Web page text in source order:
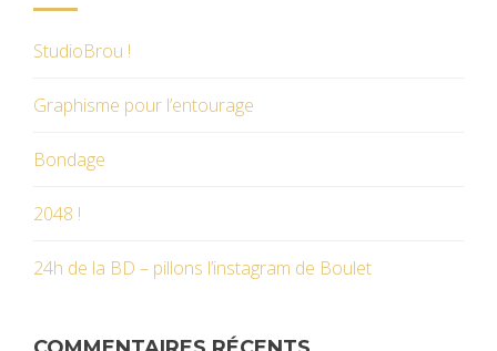
StudioBrou !
Graphisme pour l’entourage
Bondage
2048 !
24h de la BD – pillons l’instagram de Boulet